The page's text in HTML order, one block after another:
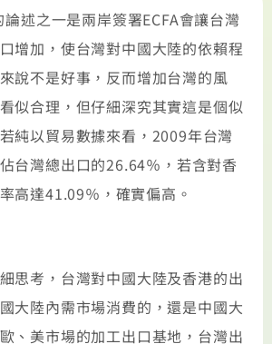
論述之一是兩岸簽署ECFA會讓台灣
增加，使台灣對中國大陸的依賴程
說不是好事，反而增加台灣的風
似合理，但仔細深究其實這是個似
純以貿易數據來看，2009年台灣
台灣總出口的26.64％，若含對香
高達41.09％，確實偏高。
考，台灣對中國大陸及香港的出
大陸內需市場消費的，還是中國大
、美市場的加工出口基地，台灣出